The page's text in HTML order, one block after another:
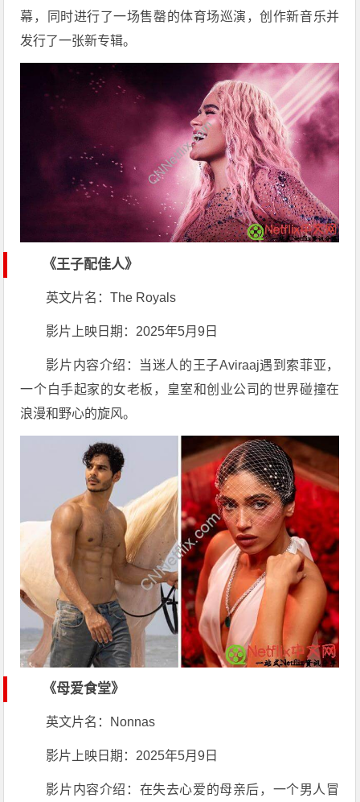
幕，同时进行了一场售罄的体育场巡演，创作新音乐并
发行了一张新专辑。
《王子配佳人》
英文片名：The Royals
影片上映日期：2025年5月9日
影片内容介绍：当迷人的王子Aviraaj遇到索菲亚，
一个白手起家的女老板，皇室和创业公司的世界碰撞在
浪漫和野心的旋风。
《母爱食堂》
英文片名：Nonnas
影片上映日期：2025年5月9日
影片内容介绍：在失去心爱的母亲后，一个男人冒